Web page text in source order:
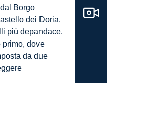
Borgo
dei Doria.
più depandace.
primo, dove
da due
AG-